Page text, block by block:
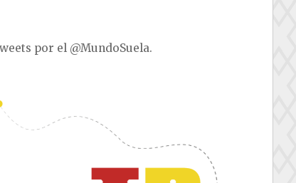
por el @MundoSuela.